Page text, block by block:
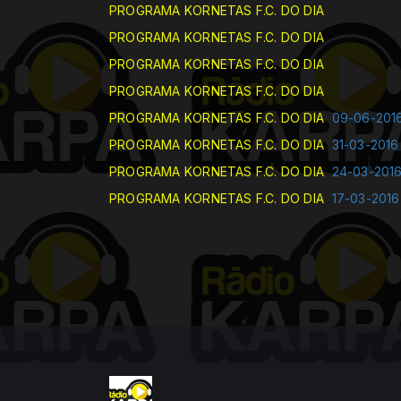
PROGRAMA KORNETAS F.C. DO DIA
PROGRAMA KORNETAS F.C. DO DIA
PROGRAMA KORNETAS F.C. DO DIA
PROGRAMA KORNETAS F.C. DO DIA
PROGRAMA KORNETAS F.C. DO DIA 09-06-
PROGRAMA KORNETAS F.C. DO DIA 31-03-2016
PROGRAMA KORNETAS F.C. DO DIA24-03-
PROGRAMA KORNETAS F.C. DO DIA 17-03-2016